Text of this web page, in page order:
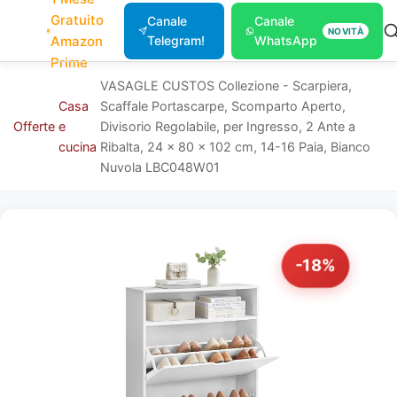
Gratuito
Amazon
Prime
Canale
Telegram!
Canale
WhatsApp
NOVITÀ
Offerte
Casa
e
cucina
VASAGLE CUSTOS Collezione - Scarpiera,
Scaffale Portascarpe, Scomparto Aperto,
Divisorio Regolabile, per Ingresso, 2 Ante a
Ribalta, 24 x 80 x 102 cm, 14-16 Paia, Bianco
Nuvola LBC048W01
-18%